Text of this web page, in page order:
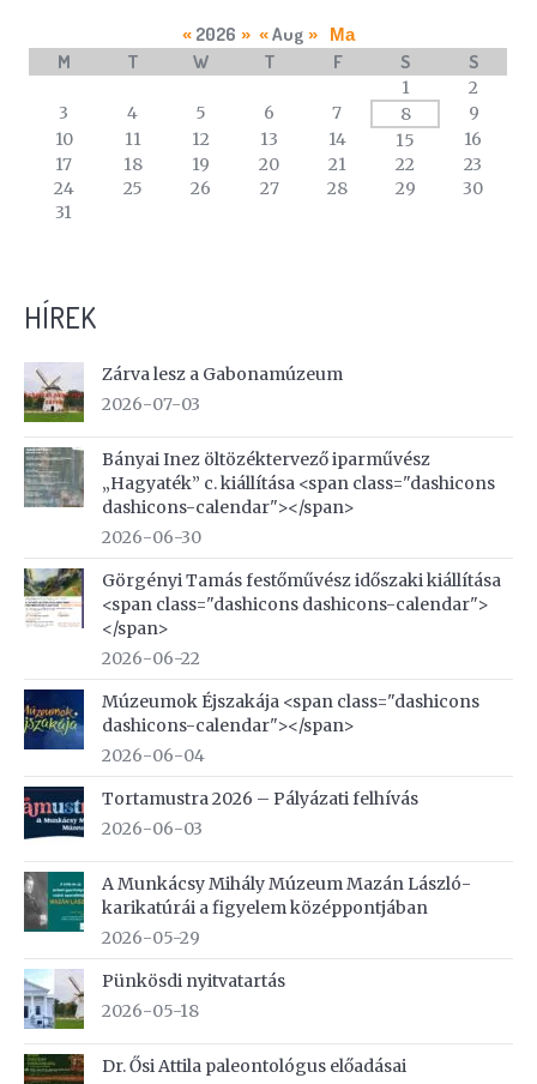
calendar
events
« 2026 » « Aug » Ma
M T W T F S S
1
2
3
4 5 6 7 8
9
10
11 12 13 14 15
16
17
18 19 20 21 22
23
24
25 26 27 28 29
30
31
HÍREK
Zárva lesz a Gabonamúzeum
2026-07-03
Bányai Inez öltözéktervező iparművész
„Hagyaték” c. kiállítása <span class="dashicons
dashicons-calendar"></span>
2026-06-30
Görgényi Tamás festőművész időszaki kiállítása
<span class="dashicons dashicons-calendar">
</span>
2026-06-22
Múzeumok Éjszakája <span class="dashicons
dashicons-calendar"></span>
2026-06-04
Tortamustra 2026 – Pályázati felhívás
2026-06-03
A Munkácsy Mihály Múzeum Mazán László-
karikatúrái a figyelem középpontjában
2026-05-29
Pünkösdi nyitvatartás
2026-05-18
Dr. Ősi Attila paleontológus előadásai